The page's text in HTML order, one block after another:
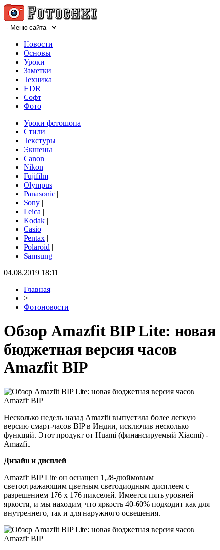
Новости
Основы
Уроки
Заметки
Техника
HDR
Софт
Фото
Уроки фотошопа |
Стили |
Текстуры |
Экшены |
Canon |
Nikon |
Fujifilm |
Olympus |
Panasonic |
Sony |
Leica |
Kodak |
Casio |
Pentax |
Polaroid |
Samsung
04.08.2019 18:11
Главная
>
Фотоновости
Обзор Amazfit BIP Lite: новая
бюджетная версия часов
Amazfit BIP
Несколько недель назад Amazfit выпустила более легкую
версию смарт-часов BIP в Индии, исключив несколько
функций. Этот продукт от Huami (финансируемый Xiaomi) -
Amazfit.
Дизайн и дисплей
Amazfit BIP Lite он оснащен 1,28-дюймовым
светоотражающим цветным светодиодным дисплеем с
разрешением 176 x 176 пикселей. Имеется пять уровней
яркости, и мы находим, что яркость 40-60% подходит как для
внутреннего, так и для наружного освещения.